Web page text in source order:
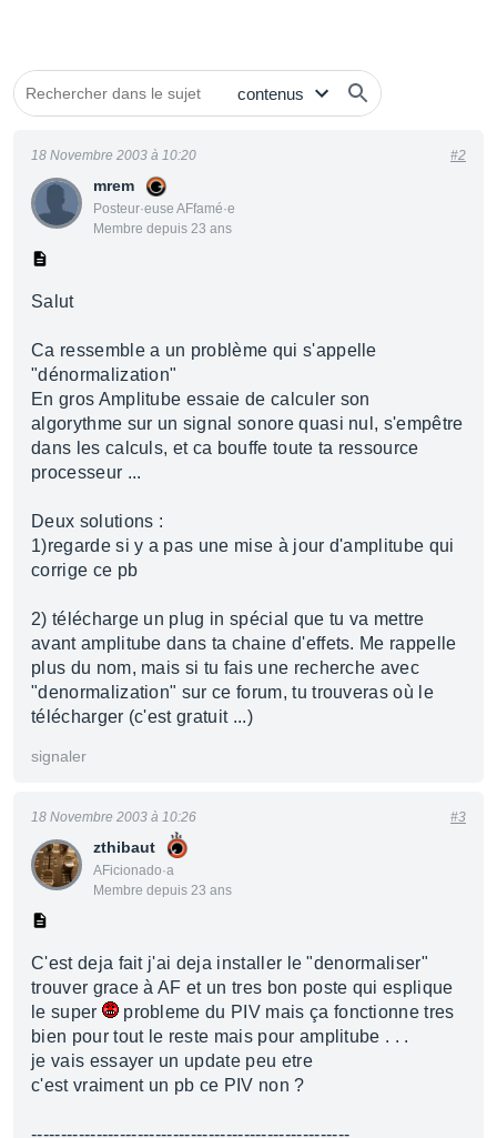
mrem
Posteur·euse AFfamé·e
Membre depuis 23 ans
18 Novembre 2003 à 10:20 #2
Salut
Ca ressemble a un problème qui s'appelle
"dénormalization"
En gros Amplitube essaie de calculer son
algorythme sur un signal sonore quasi nul, s'empêtre
dans les calculs, et ca bouffe toute ta ressource
processeur ...
Deux solutions :
1)regarde si y a pas une mise à jour d'amplitube qui
corrige ce pb
2) télécharge un plug in spécial que tu va mettre
avant amplitube dans ta chaine d'effets. Me rappelle
plus du nom, mais si tu fais une recherche avec
"denormalization" sur ce forum, tu trouveras où le
télécharger (c'est gratuit ...)
signaler
zthibaut
AFicionado·a
Membre depuis 23 ans
18 Novembre 2003 à 10:26 #3
C'est deja fait j'ai deja installer le "denormaliser"
trouver grace à AF et un tres bon poste qui esplique
le super
probleme du PIV mais ça fonctionne tres
bien pour tout le reste mais pour amplitube . . .
je vais essayer un update peu etre
c'est vraiment un pb ce PIV non ?
------------------------------------------------------